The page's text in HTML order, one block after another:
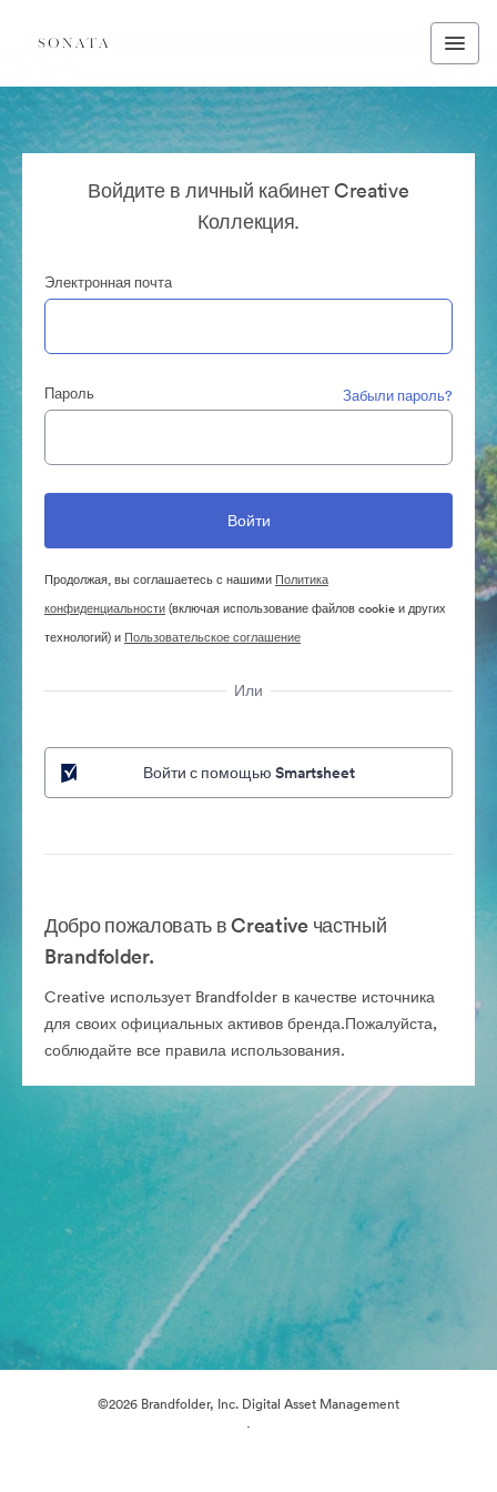
Войдите в личный кабинет Creative
Коллекция.
Электронная почта
Пароль Забыли пароль?
Продолжая, вы соглашаетесь с нашими Политика
конфиденциальности(включая использование файлов cookie и других
технологий) и Пользовательское соглашение
Или
Войти с помощью Smartsheet
Добро пожаловать в Creative частный
Brandfolder.
Creative использует Brandfolder в качестве источника
для своих официальных активов бренда.Пожалуйста,
соблюдайте все правила использования.
©2026 Brandfolder, Inc. Digital Asset Management
·